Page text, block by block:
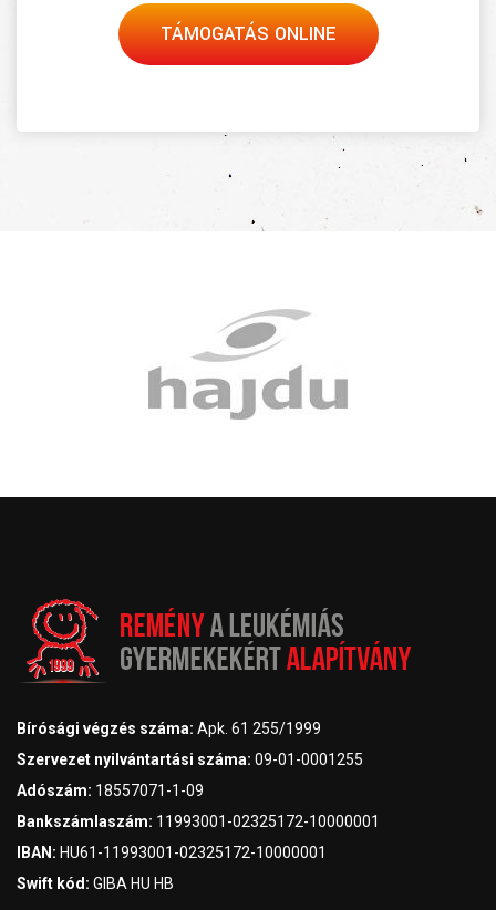
TÁMOGATÁS ONLINE
Bírósági végzés száma: Apk. 61 255/1999
Szervezet nyilvántartási száma: 09-01-0001255
Adószám: 18557071-1-09
Bankszámlaszám: 11993001-02325172-10000001
IBAN: HU61-11993001-02325172-10000001
Swift kód: GIBA HU HB